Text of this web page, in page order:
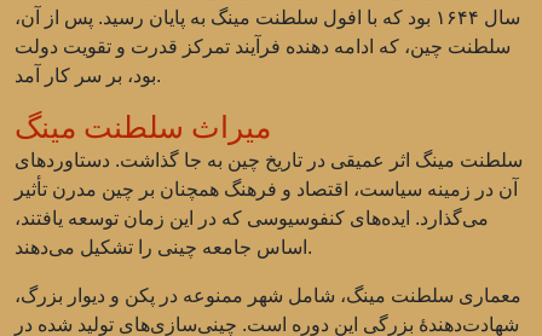
سال ۱۶۴۴ بود که با افول سلطنت مینگ به پایان رسید. پس از آن،
سلطنت چین، که ادامه دهنده فرآیند تمرکز قدرت و تقویت دولت
بود، بر سر کار آمد.
میراث سلطنت مینگ
سلطنت مینگ اثر عمیقی در تاریخ چین به جا گذاشت. دستاوردهای
آن در زمینه سیاست، اقتصاد و فرهنگ همچنان بر چین مدرن تأثیر
می‌گذارد. ایده‌های کنفوسیوسی که در این زمان توسعه یافتند،
اساس جامعه چینی را تشکیل می‌دهند.
معماری سلطنت مینگ، شامل شهر ممنوعه در پکن و دیوار بزرگ،
شهادت‌دهندهٔ بزرگی این دوره است. چینی‌سازی‌های تولید شده در